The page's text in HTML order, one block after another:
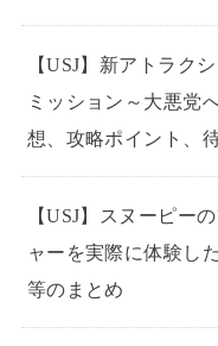
【USJ】新アトラク
ミッション～大悪党
想、攻略ポイント、
【USJ】スヌーピー
ャーを実際に体験し
等のまとめ